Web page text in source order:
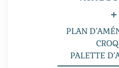
+
PLAN
PALETTE